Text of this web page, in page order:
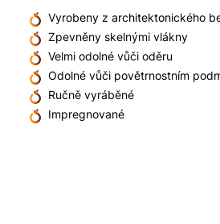
Vyrobeny z architektonického
Zpevněny skelnými vlákny
Velmi odolné vůči oděru
Odolné vůči povětrnostním
Ručně vyráběné
Impregnované